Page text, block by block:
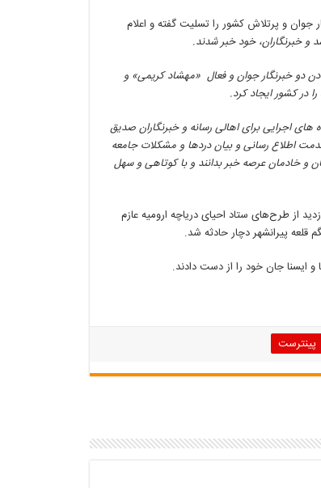
روزنامه های غیر دولتی در روزهای گذشته در پیامی عروج ٢ خبرنگار جوان و پرتلاش کشور را تسلیت گفته و اعلام
و خبرنگاران، خود خبر شدند.
دو خبرنگار جوان و فعال «مهشاد کریمی» و
اجرایی برای اهالی رسانه و خبرنگاران صدیق
اطلاع رسانی و بیان دردها و مشکلات جامعه
و خادمان عرصه خبر بدانند و با کوتاهی و سهل
از خبرنگاران رسانه‌های کشور صبح چهارشنبه (۲ تیرماه ۱۴۰۰) برای بازدید از طرح‌های ستاد احیای دریاچه ارومیه عازم
و ایسنا جان خود را از دست دادند.
پینترست